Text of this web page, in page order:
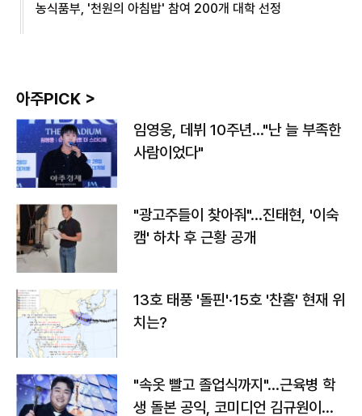
농식품부, '천원의 아침밥' 참여 200개 대학 선정
아주PICK >
임영웅, 데뷔 10주년…"난 늘 부족한
사람이었다"
"광고주들이 찾아줘"…진태현, '이숙
캠' 하차 후 근황 공개
13호 태풍 '돌핀'·15호 '찬홈' 현재 위
치는?
"속옷 빨고 졸업식까지"…근육병 학
생 돌본 공익, 코미디언 김규원이었